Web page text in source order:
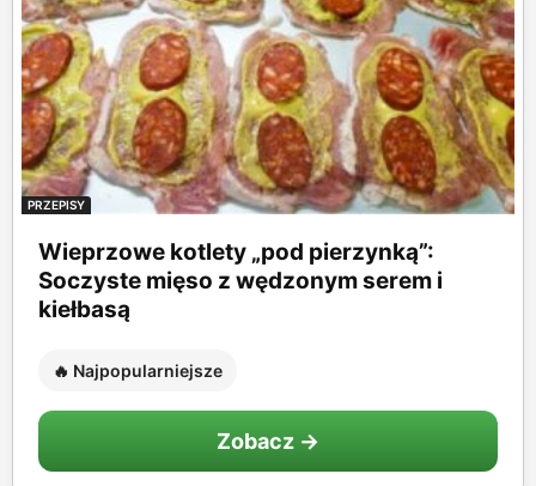
PRZEPISY
Wieprzowe kotlety „pod pierzynką”:
Soczyste mięso z wędzonym serem i
kiełbasą
🔥 Najpopularniejsze
Zobacz →